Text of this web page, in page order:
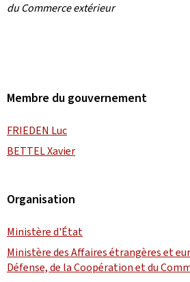
du Commerce extérieur
Membre du gouvernement
FRIEDEN Luc
BETTEL Xavier
Organisation
Ministère d'État
Ministère des Affaires étrangères et
Défense, de la Coopération et du